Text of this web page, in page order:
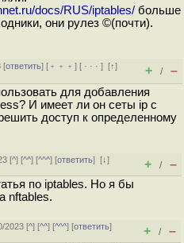
docs/RUS/iptables/ больше
они рулез ©(почти).
[ответить] [ ﹢﹢﹢] [ · · ·][↑]
+ / –
для добавления
И имеет ли он сеты ip с
доступ к определенному
[^] [^^] [^^^] [ответить][↓]
+ / –
по iptables. Но я бы
nftables.
2023 [^] [^^] [^^^] [ответить]
+ / –